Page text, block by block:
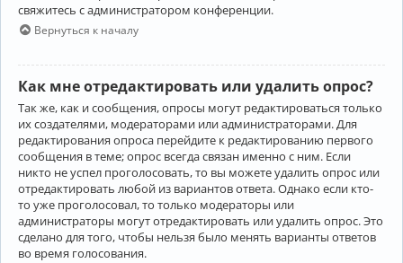
свяжитесь с администратором конференции.
Вернуться к началу
Как мне отредактировать или удалить опрос?
Так же, как и сообщения, опросы могут редактироваться только
их создателями, модераторами или администраторами. Для
редактирования опроса перейдите к редактированию первого
сообщения в теме; опрос всегда связан именно с ним. Если
никто не успел проголосовать, то вы можете удалить опрос или
отредактировать любой из вариантов ответа. Однако если кто-
то уже проголосовал, то только модераторы или
администраторы могут отредактировать или удалить опрос. Это
сделано для того, чтобы нельзя было менять варианты ответов
во время голосования.